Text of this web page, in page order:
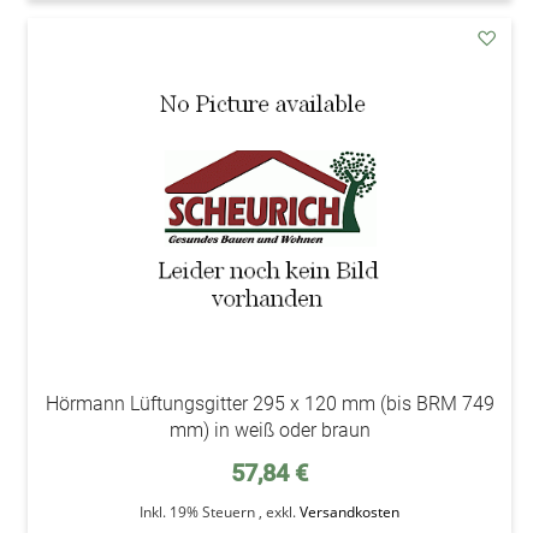
Hörmann Lüftungsgitter 295 x 120 mm (bis BRM 749
mm) in weiß oder braun
57,84 €
Inkl. 19% Steuern , exkl.Versandkosten